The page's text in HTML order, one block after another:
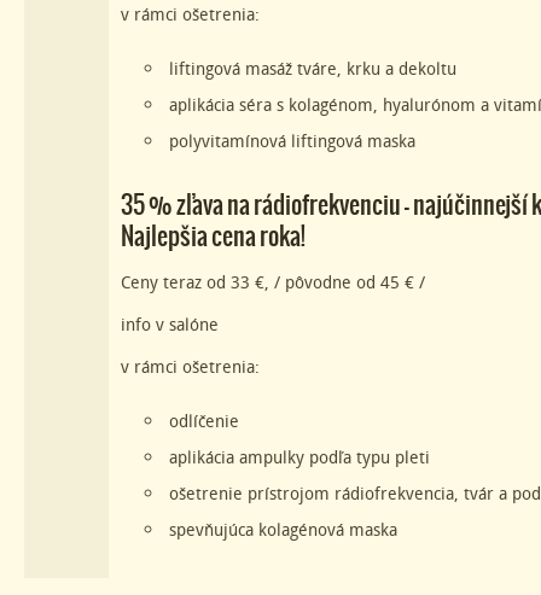
v rámci ošetrenia:
liftingová masáž tváre, krku a dekoltu
aplikácia séra s kolagénom, hyalurónom a
polyvitamínová liftingová maska
35 % zľava na rádiofrekvenciu – najúčinnejší
Najlepšia cena roka!
Ceny teraz od 33 €, / pôvodne od 45 € /
info v salóne
v rámci ošetrenia:
odlíčenie
aplikácia ampulky podľa typu pleti
ošetrenie prístrojom rádiofrekvencia, tvár a
spevňujúca kolagénová maska